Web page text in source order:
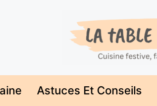
Astuces Et Conseils